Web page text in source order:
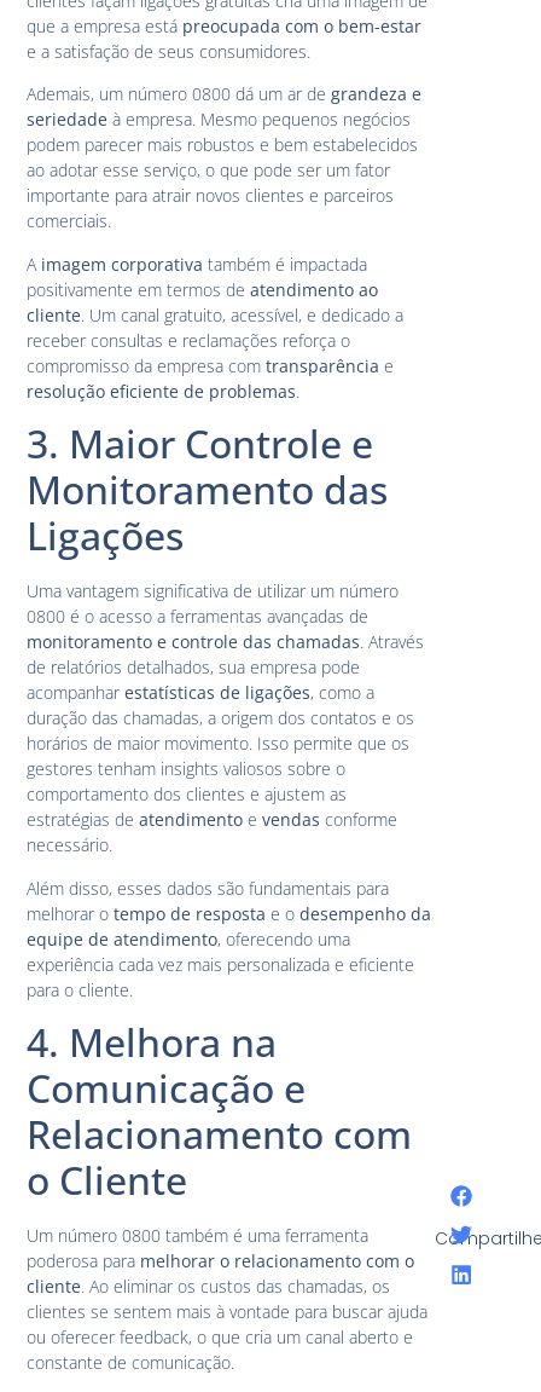
que a empresa está preocupada com o bem-estar
e a satisfação de seus consumidores.
Ademais, um número 0800 dá um ar degrandeza e
seriedade à empresa. Mesmo pequenos negócios
podem parecer mais robustos e bem estabelecidos
ao adotar esse serviço, o que pode ser um fator
importante para atrair novos clientes e parceiros
comerciais.
A imagem corporativa também é impactada
positivamente em termos deatendimento ao
cliente. Um canal gratuito, acessível, e dedicado a
receber consultas e reclamações reforça o
compromisso da empresa comtransparência e
resolução eficiente de problemas.
3. Maior Controle e
Monitoramento das
Ligações
Uma vantagem significativa de utilizar um número
0800 é o acesso a ferramentas avançadas de
monitoramento e controle das chamadas. Através
de relatórios detalhados, sua empresa pode
acompanharestatísticas de ligações, como a
duração das chamadas, a origem dos contatos e os
horários de maior movimento. Isso permite que os
gestores tenham insights valiosos sobre o
comportamento dos clientes e ajustem as
estratégias deatendimento evendas conforme
necessário.
Além disso, esses dados são fundamentais para
melhorar otempo de resposta e odesempenho da
equipe de atendimento, oferecendo uma
experiência cada vez mais personalizada e eficiente
para o cliente.
4. Melhora na
Comunicação e
Relacionamento com
o Cliente
Um número 0800 também é uma ferramenta
poderosa para melhorar o relacionamento com o
cliente. Ao eliminar os custos das chamadas, os
clientes se sentem mais à vontade para buscar ajuda
ou oferecer feedback, o que cria um canal aberto e
constante de comunicação.